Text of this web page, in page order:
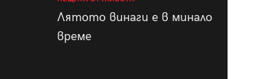
Лятото винаги е в минало
време